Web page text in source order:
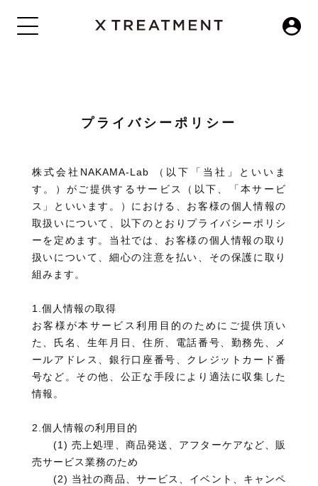
ンツに
プライバシーポリシー
株式会社NAKAMA-Lab （以下「当社」といいま
す。）がご提供するサービス（以下、「本サービ
ス」といいます。）における、お客様の個人情報の
取扱いについて、以下のとおりプライバシーポリシ
ーを定めます。当社では、お客様の個人情報の取り
扱いについて、細心の注意を払い、その保護に取り
組みます。
1.個人情報の取得
お客様が本サービス利用目的のためにご提供頂い
た、氏名、生年月日、住所、電話番号、勤務先、メ
ールアドレス、銀行口座番号、クレジットカード番
号など。その他、公正な手段により適法に収集した
情報。
2.個人情報の利用目的
(1) 売上処理、商品発送、アフターケアなど、販
売サービス業務のため
(2) 当社の商品、サービス、イベント、キャンペ